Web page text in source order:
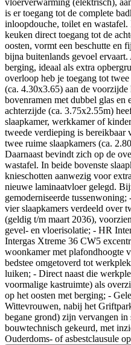
vloerverwarming (elektrisch),
is er toegang tot de complete
inloopdouche, toilet en wastafel.
keuken direct toegang tot de
oosten, vormt een beschutte en
bijna buitenlands gevoel
berging, ideaal als extra
overloop heb je toegang tot
(ca. 4.30x3.65) aan de
bovenramen met dubbel glas en
achterzijde (ca. 3.75x2.55m)
slaapkamer, werkkamer of
tweede verdieping is bereikbaar
twee ruime slaapkamers (ca.
Daarnaast bevindt zich op de
wastafel. In beide bovenste
knieschotten aanwezig voor
nieuwe laminaatvloer gelegd.
gemoderniseerde
vier slaapkamers verdeeld over
(geldig t/m maart 2036),
gevel- en vloerisolatie; - HR
Intergas Xtreme 36 CW5
woonkamer met plafondhoogte
bedstee omgetoverd tot
luiken; - Direct naast die
voormalige kastruimte) als
op het oosten met berging; -
Wittevrouwen, nabij het
begane grond) zijn vervangen in
bouwtechnisch gekeurd, met
Ouderdoms- of asbestclausule